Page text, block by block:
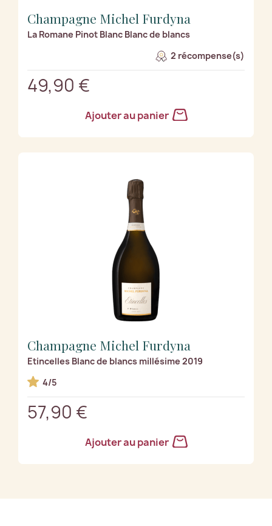
Champagne Michel Furdyna
La Romane Pinot Blanc Blanc de blancs
2 récompense(s)
49,90 €
Ajouter au panier
Champagne Michel Furdyna
Etincelles Blanc de blancs millésime 2019
4/5
57,90 €
Ajouter au panier